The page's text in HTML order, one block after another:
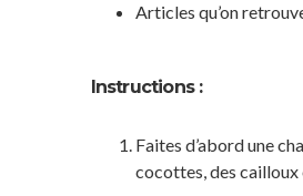
Articles qu’on
Instructions :
Faites d’abord une
cocottes, des cailloux